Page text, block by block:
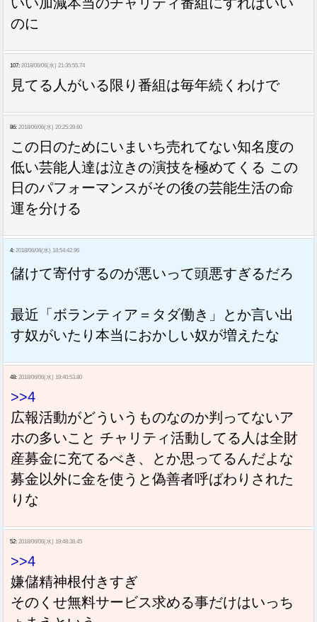
のに
107: 2018/06/06(水) 21:35:55.74
見てる人がいる限り番組は毎年続くわけで
86: 2018/06/06(水) 20:25:39.60
この日のためにいまいち売れてない知名度の
低い芸能人達は泣きの演技を極めてくる この
日のパフォーマンスがその後の芸能生活の命
運を分ける
4: 2018/06/06(水) 18:54:42.96
儲けて寄付するのが悪いって頭悪すぎるだろ
最近「ボランティア＝タダ働き」とか言い出
す奴がいたり本当におかしい奴が増えたな
48: 2018/06/06(水) 19:40:53.80
>>4
広報活動がどういうものなのか判ってないア
ホの多いこと チャリティ活動してる人は全財
産募金に充てるべき、とか思ってるんだよな
募金以外に金を使うと偽善者呼ばわりされた
りな
52: 2018/06/06(水) 19:48:38.45
>>4
嫌儲精神根付きすぎ
そのくせ無料サービス求める事だけはいっち